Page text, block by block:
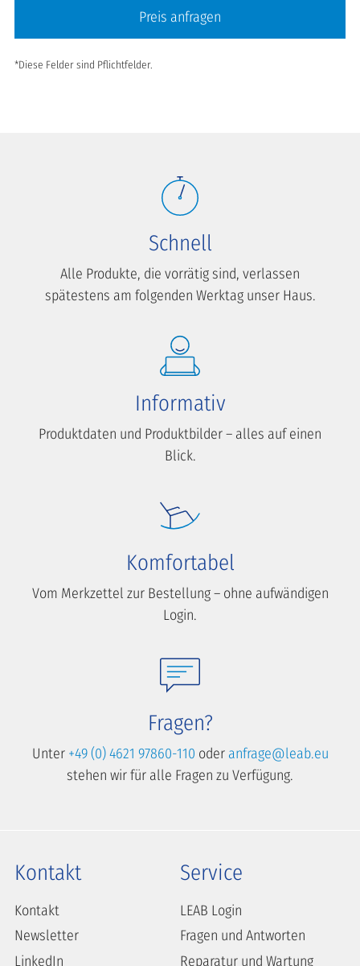
Preis anfragen
*Diese Felder sind Pflichtfelder.
Schnell
Alle Produkte, die vorrätig sind, verlassen
spätestens am folgenden Werktag unser Haus.
Informativ
Produktdaten und Produktbilder – alles auf einen
Blick.
Komfortabel
Vom Merkzettel zur Bestellung – ohne aufwändigen
Login.
Fragen?
Unter +49 (0) 4621 97860-110 oder anfrage@leab.eu
stehen wir für alle Fragen zu Verfügung.
Kontakt
Kontakt
Newsletter
LinkedIn
Service
LEAB Login
Fragen und Antworten
Reparatur und Wartung